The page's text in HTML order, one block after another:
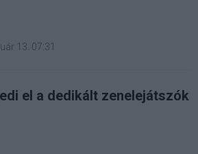
13. 07:31
el a dedikált zenelejátszók